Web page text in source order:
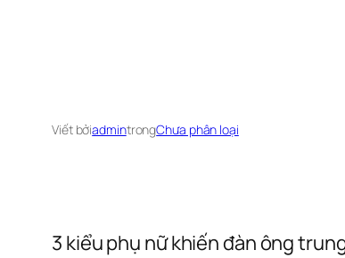
Viết bởiadmintrongChưa phân loại
3 kiểu phụ nữ khiến đàn ông